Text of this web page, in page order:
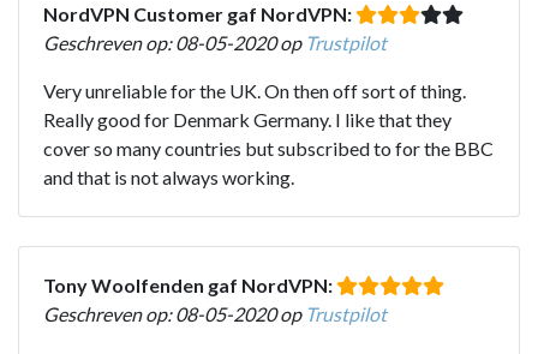
NordVPN Customer gaf NordVPN:
Geschreven op: 08-05-2020 op Trustpilot
Very unreliable for the UK. On then off sort of thing.
Really good for Denmark Germany. I like that they
cover so many countries but subscribed to for the BBC
and that is not always working.
Tony Woolfenden gaf NordVPN:
Geschreven op: 08-05-2020 op Trustpilot